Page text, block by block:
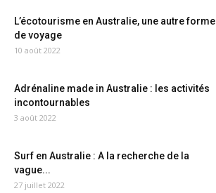
L’écotourisme en Australie, une autre forme
de voyage
10 août 2022
Adrénaline made in Australie : les activités
incontournables
3 août 2022
Surf en Australie : A la recherche de la
vague...
27 juillet 2022